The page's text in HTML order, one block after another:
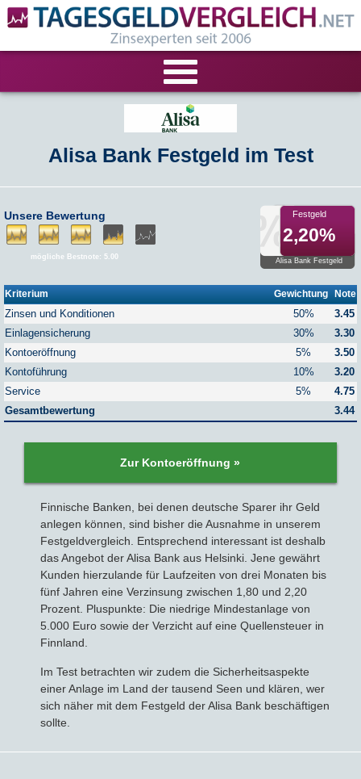
VERGLEICHE
Tagesgeld-Vergleich
Zinsvergleich
RECHNER
Festgeldrechner
Tagesgeld-Test
FIRMENANGEBOTE
Sparbriefe
Broker mit Zinsen
Robo-Advisor
Depotwechsel
Downloads
Lexikon
VERÖFFENTLICHUNGEN
Veröffentlichungen
Zinsradar
Statistiken
ALLGEMEINES
Impressum
Über uns
Datenschutz
Newsletter
Alisa Bank Festgeld im Test
Finnische Banken, bei denen deutsche Sparer ihr Geld
anlegen können, sind bisher die Ausnahme in unserem
Festgeldvergleich. Entsprechend interessant ist deshalb
das Angebot der Alisa Bank aus Helsinki. Jene gewährt
Kunden hierzulande für Laufzeiten von drei Monaten bis
fünf Jahren eine Verzinsung zwischen 1,80 und 2,20
Prozent. Pluspunkte: Die niedrige Mindestanlage von
5.000 Euro sowie der Verzicht auf eine Quellensteuer in
Finnland.
Im Test betrachten wir zudem die Sicherheitsaspekte
einer Anlage im Land der tausend Seen und klären, wer
sich näher mit dem Festgeld der Alisa Bank beschäftigen
sollte.
Unsere Bewertung
mögliche Bestnote: 5.00
Festgeld
2,20%
Alisa Bank Festgeld
Kriterium Gewichtung Note
Zinsen und Konditionen 50%
3.45
Einlagensicherung
30%
3.30
Kontoeröffnung
5%
3.50
Kontoführung
10%
3.20
Service
5%
4.75
Gesamtbewertung
3.44
Zur Kontoeröffnung »